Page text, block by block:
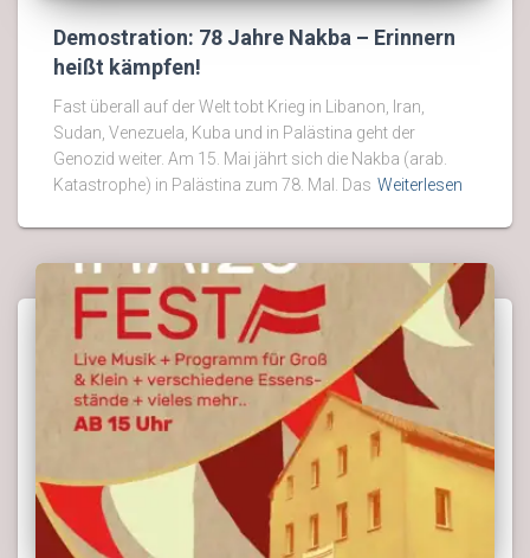
Demostration: 78 Jahre Nakba – Erinnern
heißt kämpfen!
Fast überall auf der Welt tobt Krieg in Libanon, Iran,
Sudan, Venezuela, Kuba und in Palästina geht der
Genozid weiter. Am 15. Mai jährt sich die Nakba (arab.
Katastrophe) in Palästina zum 78. Mal. Das Weiterlesen